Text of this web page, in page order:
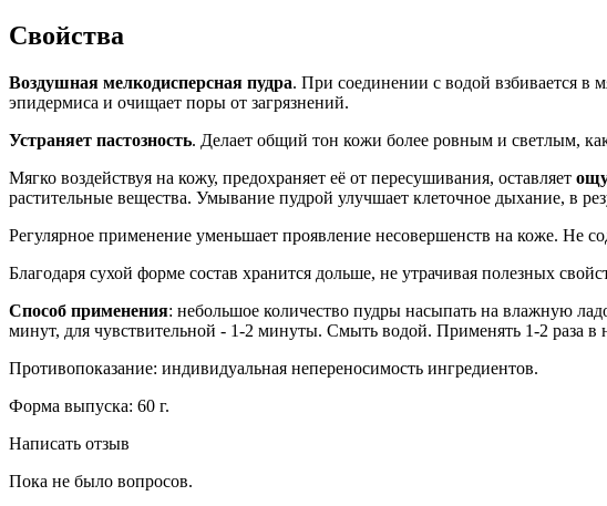
Свойства
Воздушная мелкодисперсная пудра. При соединении с водой взбивается в
эпидермиса и очищает поры от загрязнений.
Устраняет пастозность. Делает общий тон кожи более ровным и светлым,
Мягко воздействуя на кожу, предохраняет её от пересушивания, оставляет
растительные вещества. Умывание пудрой улучшает клеточное дыхание, в
Регулярное применение уменьшает проявление несовершенств на коже. Не
Благодаря сухой форме состав хранится дольше, не утрачивая полезных
Способ применения: небольшое количество пудры насыпать на влажную
минут, для чувствительной - 1-2 минуты. Смыть водой. Применять 1-2 раза
Противопоказание: индивидуальная непереносимость ингредиентов.
Форма выпуска: 60 г.
Написать отзыв
Пока не было вопросов.